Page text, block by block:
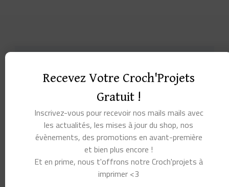
Recevez Votre Croch'Projets
Gratuit !
Inscrivez-vous pour recevoir nos mails mails avec
les actualités, les mises à jour du shop, nos
évènements, des promotions en avant-première
et bien plus encore !
Et en prime, nous t'offrons notre Croch'projets à
imprimer <3